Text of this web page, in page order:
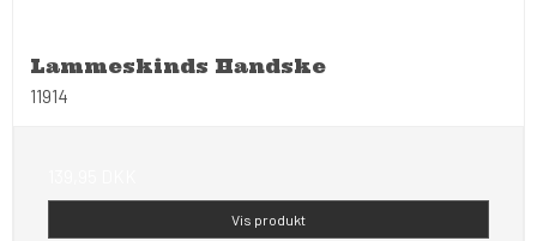
Lammeskinds Handske
11914
Vis produkt